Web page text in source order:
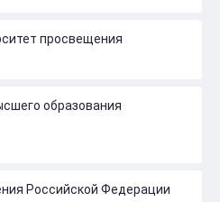
просвещения
образования
Российской Федерации